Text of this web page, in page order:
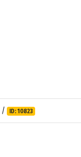
/ ID: 10823